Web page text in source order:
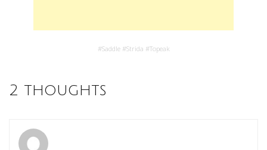
#Saddle#Strida #Topeak
2 thoughts